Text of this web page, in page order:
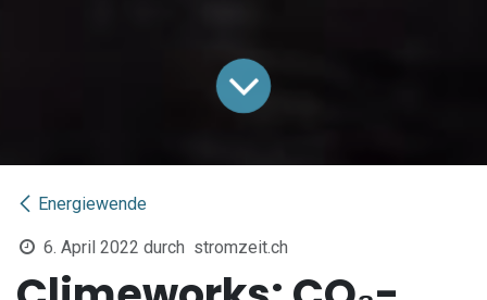
Energiewende
6. April 2022 durch stromzeit.ch